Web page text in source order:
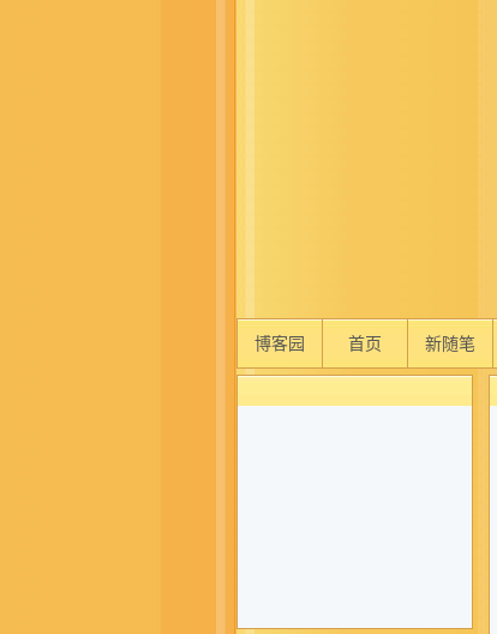
博客园 首页 新随笔